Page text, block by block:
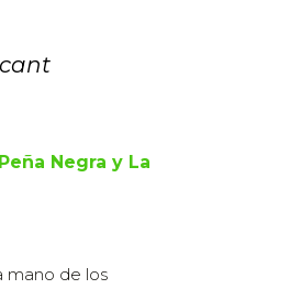
Negra y La
mano de los